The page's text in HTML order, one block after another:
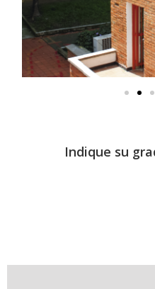
Indique su